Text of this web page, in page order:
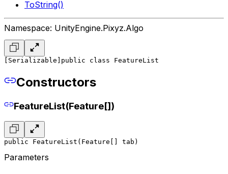
ToString()
Namespace: UnityEngine.Pixyz.Algo
[Serializable] public class FeatureList
Constructors
FeatureList(Feature[])
public FeatureList(Feature[] tab)
Parameters